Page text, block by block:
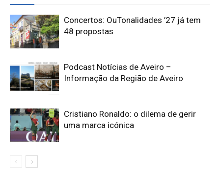
Concertos: OuTonalidades ’27 já tem
48 propostas
Podcast Notícias de Aveiro –
Informação da Região de Aveiro
Cristiano Ronaldo: o dilema de gerir
uma marca icónica